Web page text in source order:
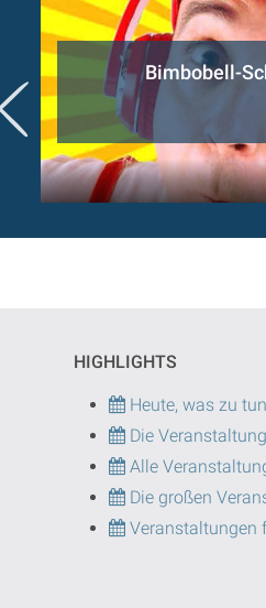
Bimbobell-
HIGHLIGHTS
Heute, was zu
Die
Alle
Die großen
Veranstaltungen